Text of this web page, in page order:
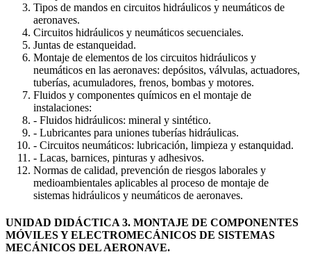
Tipos de mandos en circuitos hidráulicos y neumáticos de
aeronaves.
Circuitos hidráulicos y neumáticos secuenciales.
Juntas de estanqueidad.
Montaje de elementos de los circuitos hidráulicos y
neumáticos en las aeronaves: depósitos, válvulas, actuadores,
tuberías, acumuladores, frenos, bombas y motores.
Fluidos y componentes químicos en el montaje de
instalaciones:
- Fluidos hidráulicos: mineral y sintético.
- Lubricantes para uniones tuberías hidráulicas.
- Circuitos neumáticos: lubricación, limpieza y estanquidad.
- Lacas, barnices, pinturas y adhesivos.
Normas de calidad, prevención de riesgos laborales y
medioambientales aplicables al proceso de montaje de
sistemas hidráulicos y neumáticos de aeronaves.
UNIDAD DIDÁCTICA 3. MONTAJE DE COMPONENTES
MÓVILES Y ELECTROMECÁNICOS DE SISTEMAS
MECÁNICOS DEL AERONAVE.